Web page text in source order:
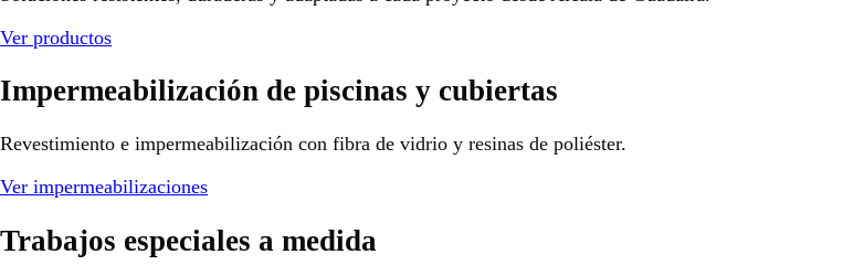
Ver productos
Impermeabilización de piscinas y cubiertas
Revestimiento e impermeabilización con fibra de vidrio y resinas de poliéster.
Ver impermeabilizaciones
Trabajos especiales a medida